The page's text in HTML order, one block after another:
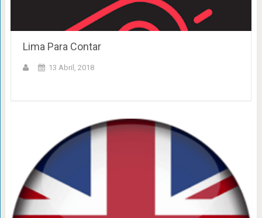
Lima Para Contar
13 Abril, 2018